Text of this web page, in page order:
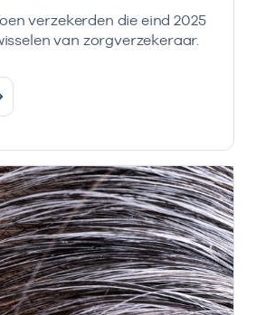
verzekerden die eind 2025
van zorgverzekeraar.